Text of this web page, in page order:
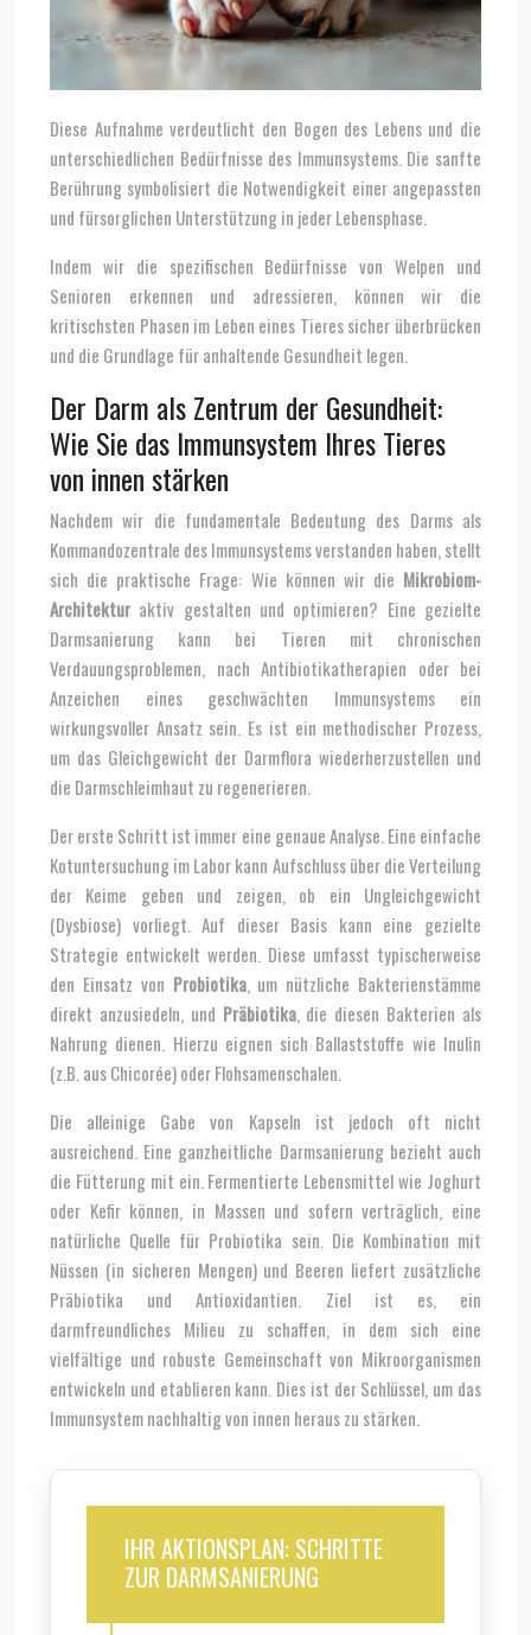
Diese Aufnahme verdeutlicht den Bogen des Lebens und die
unterschiedlichen Bedürfnisse des Immunsystems. Die sanfte
Berührung symbolisiert die Notwendigkeit einer angepassten
und fürsorglichen Unterstützung in jeder Lebensphase.
Indem wir die spezifischen Bedürfnisse von Welpen und
Senioren erkennen und adressieren, können wir die
kritischsten Phasen im Leben eines Tieres sicher überbrücken
und die Grundlage für anhaltende Gesundheit legen.
Der Darm als Zentrum der Gesundheit:
Wie Sie das Immunsystem Ihres Tieres
von innen stärken
Nachdem wir die fundamentale Bedeutung des Darms als
Kommandozentrale des Immunsystems verstanden haben, stellt
sich die praktische Frage: Wie können wir die Mikrobiom-
Architektur aktiv gestalten und optimieren? Eine gezielte
Darmsanierung kann bei Tieren mit chronischen
Verdauungsproblemen, nach Antibiotikatherapien oder bei
Anzeichen eines geschwächten Immunsystems ein
wirkungsvoller Ansatz sein. Es ist ein methodischer Prozess,
um das Gleichgewicht der Darmflora wiederherzustellen und
die Darmschleimhaut zu regenerieren.
Der erste Schritt ist immer eine genaue Analyse. Eine einfache
Kotuntersuchung im Labor kann Aufschluss über die Verteilung
der Keime geben und zeigen, ob ein Ungleichgewicht
(Dysbiose) vorliegt. Auf dieser Basis kann eine gezielte
Strategie entwickelt werden. Diese umfasst typischerweise
den Einsatz von Probiotika, um nützliche Bakterienstämme
direkt anzusiedeln, und Präbiotika, die diesen Bakterien als
Nahrung dienen. Hierzu eignen sich Ballaststoffe wie Inulin
(z.B. aus Chicorée) oder Flohsamenschalen.
Die alleinige Gabe von Kapseln ist jedoch oft nicht
ausreichend. Eine ganzheitliche Darmsanierung bezieht auch
die Fütterung mit ein. Fermentierte Lebensmittel wie Joghurt
oder Kefir können, in Massen und sofern verträglich, eine
natürliche Quelle für Probiotika sein. Die Kombination mit
Nüssen (in sicheren Mengen) und Beeren liefert zusätzliche
Präbiotika und Antioxidantien. Ziel ist es, ein
darmfreundliches Milieu zu schaffen, in dem sich eine
vielfältige und robuste Gemeinschaft von Mikroorganismen
entwickeln und etablieren kann. Dies ist der Schlüssel, um das
Immunsystem nachhaltig von innen heraus zu stärken.
IHR AKTIONSPLAN: SCHRITTE
ZUR DARMSANIERUNG